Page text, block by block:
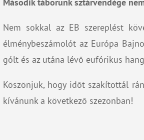
Második táborunk sztárvendége
Nem sokkal az EB szereplést
élménybeszámolót az Európa
gólt és az utána lévő eufórikus
Köszönjük, hogy időt szakítottál
kívánunk a következő szezonban!